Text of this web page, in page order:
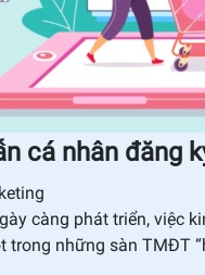
cá nhân đăng
càng phát triển, việc
trong những sàn TMĐT